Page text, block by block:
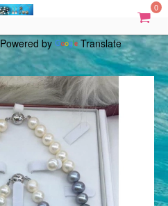
0
Powered by Translate